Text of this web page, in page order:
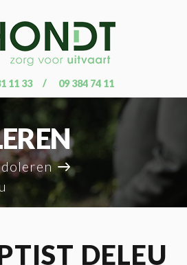
11 33 09 384 74 11
DELEU